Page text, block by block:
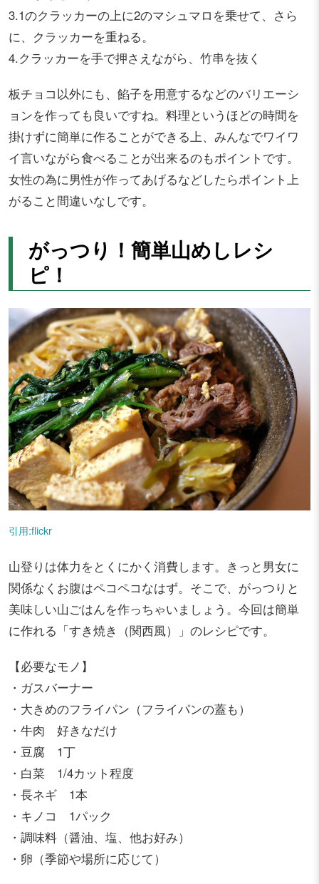
3.1のクラッカーの上に2のマシュマロを乗せて、さら
に、クラッカーを重ねる。
4.クラッカーを手で押さえながら、竹串を抜く
板チョコ以外にも、餡子を用意するなどのバリエーシ
ョンを作っても良いですね。料理というほどの時間を
掛けずに簡単に作ることができる上、みんなでワイワ
イ言いながら食べることが出来るのもポイントです。
女性の為に男性が作ってあげるなどしたらポイント上
がること間違いなしです。
がっつり！簡単山めしレシ
ピ！
引用:flickr
山登りは体力をとくにかく消費します。きっと男女に
関係なくお腹はペコペコなはず。そこで、がっつりと
美味しい山ごはんを作っちゃいましょう。今回は簡単
に作れる「すき焼き（関西風）」のレシピです。
【必要なモノ】
・ガスバーナー
・大きめのフライパン（フライパンの蓋も）
・牛肉 好きなだけ
・豆腐 1丁
・白菜 1/4カット程度
・長ネギ 1本
・キノコ 1パック
・調味料（醤油、塩、他お好み）
・卵（季節や場所に応じて）